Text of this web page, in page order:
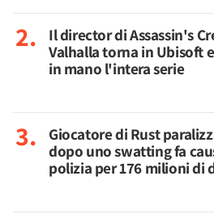
Il director di Assassin's
Valhalla torna in Ubisoft
in mano l'intera serie
Giocatore di Rust
dopo uno swatting fa
polizia per 176 milioni di